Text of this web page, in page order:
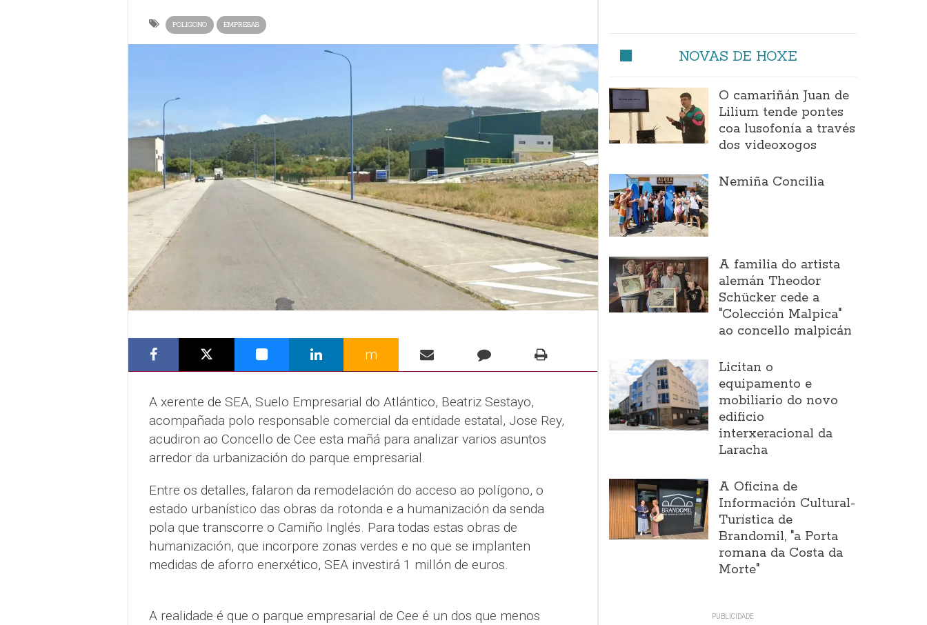
POLIGONO EMPRESAS
m
A xerente de SEA, Suelo Empresarial do Atlántico, Beatriz Sestayo,
acompañada polo responsable comercial da entidade estatal, Jose Rey,
acudiron ao Concello de Cee esta mañá para analizar varios asuntos
arredor da urbanización do parque empresarial.
Entre os detalles, falaron da remodelación do acceso ao polígono, o
estado urbanístico das obras da rotonda e a humanización da senda
pola que transcorre o Camiño Inglés. Para todas estas obras de
humanización, que incorpore zonas verdes e no que se implanten
medidas de aforro enerxético, SEA investirá 1 millón de euros.
A realidade é que o parque empresarial de Cee é un dos que menos
NOVAS DE HOXE
O camariñán Juan de
Lilium tende pontes
coa lusofonía a través
dos videoxogos
Nemiña Concilia
A familia do artista
alemán Theodor
Schücker cede a
"Colección Malpica"
ao concello malpicán
Licitan o
equipamento e
mobiliario do novo
edificio
interxeracional da
Laracha
A Oficina de
Información Cultural-
Turística de
Brandomil, "a Porta
romana da Costa da
Morte"